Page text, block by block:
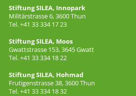
Stiftung SILEA, Innopark
Militärstrasse 6, 3600 Thun
Tel. +41 33 334 17 23
Stiftung SILEA, Moos
Gwattstrasse 153, 3645 Gwatt
Tel. +41 33 334 18 22
Stiftung SILEA, Hohmad
Frutigenstrasse 38, 3600 Thun
Tel. +41 33 334 18 32